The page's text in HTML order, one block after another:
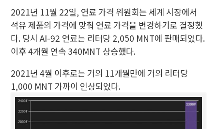
2021년 11월 22일, 연료 가격 위원회는 세계 시장에서
석유 제품의 가격에 맞춰 연료 가격을 변경하기로 결정했
다. 당시 AI-92 연료는 리터당 2,050 MNT에 판매되었다.
이후 4개월 연속 340MNT 상승했다.
2021년 4월 이후로는 거의 11개월만에 거의 리터당
1,000 MNT 가까이 인상되었다.